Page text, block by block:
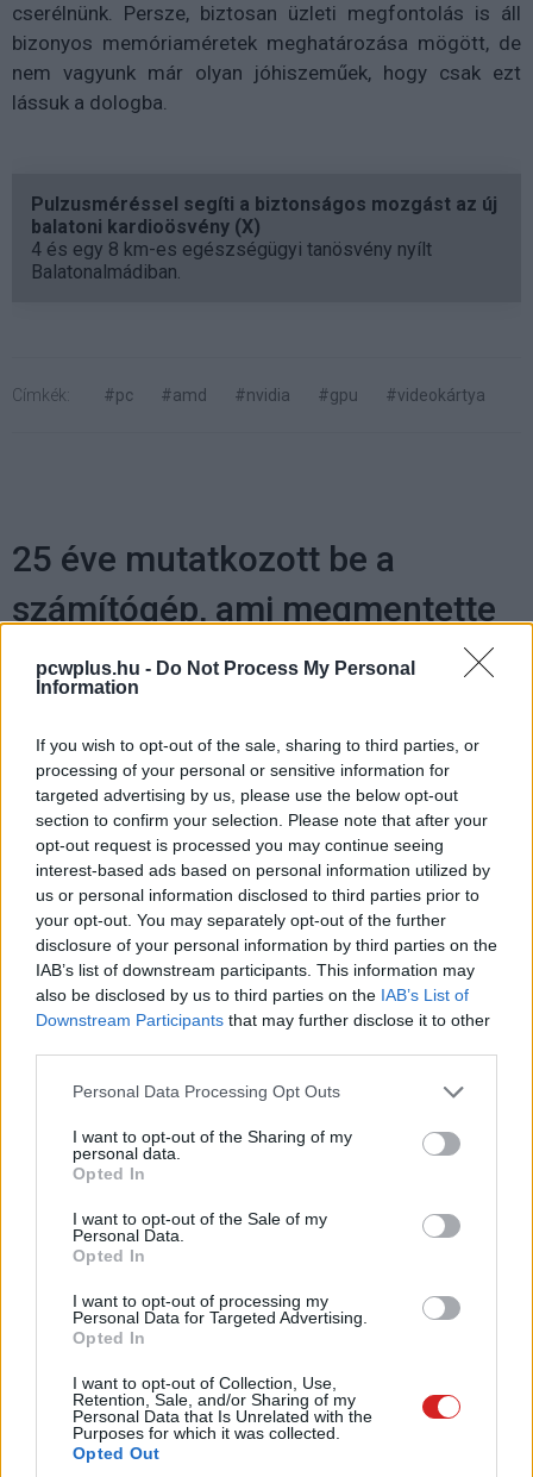
pcwplus.hu - Do Not Process My Personal
Information
If you wish to opt-out of the sale, sharing to third parties, or
processing of your personal or sensitive information for
targeted advertising by us, please use the below opt-out
section to confirm your selection. Please note that after your
opt-out request is processed you may continue seeing
interest-based ads based on personal information utilized by
us or personal information disclosed to third parties prior to
your opt-out. You may separately opt-out of the further
disclosure of your personal information by third parties on the
IAB’s list of downstream participants. This information may
also be disclosed by us to third parties on the IAB’s List of
Downstream Participants that may further disclose it to other
Please note that this website/app uses one or more Google
not limited to your visit or usage behaviour. You may click to
grant or deny consent to Google and its third-party tags to
use your data for below specified purposes in below Google
consent section.
Personal Data Processing Opt Outs
I want to opt-out of the Sharing of my
personal data.
Opted In
I want to opt-out of the Sale of my
Personal Data.
Opted In
I want to opt-out of processing my
Personal Data for Targeted Advertising.
Opted In
I want to opt-out of Collection, Use,
Retention, Sale, and/or Sharing of my
Personal Data that Is Unrelated with the
Purposes for which it was collected.
Opted Out
cserélnünk. Persze, biztosan üzleti megfontolás is áll
bizonyos memóriaméretek meghatározása mögött, de
nem vagyunk már olyan jóhiszeműek, hogy csak ezt
lássuk a dologba.
Pulzusméréssel segíti a biztonságos mozgást az új
balatoni kardioösvény (X)
4 és egy 8 km-es egészségügyi tanösvény nyílt
Balatonalmádiban.
Címkék: #pc #amd #nvidia #gpu #videokártya
25 éve mutatkozott be a
számítógép, ami megmentette
az Apple-t
Horváth Péter|2023 május 5. 17:47
Steve Jobs második eljövetele előtt a csőd
szélén táncolt az almás vállalat, aztán jött egy
termék, amiért megőrültek az emberek.
A piaci kapitalizáció alapján a Tim Cook által dirigált
Apple évek óta őrzi a világ legértékesebb vállalatának
címét, így végül nem jöttek be azok a vészjósló
Jobs 2011-es halálakor a cég bukását vizionálták.
gondolkodni, mivel az Apple kis híján csődbe ment,
miután 1985-ben kigolyózták az egyébként hírhedten
társalapító végül csak 1997-ben, a NeXT felvásárlása
révén került ismét kapun belülre, majd szinte a semmiből
építette újra az almás logó renoméját, amihez egy azóta
ikonikussá vált számítógéppel adta meg a kezdőlökést.